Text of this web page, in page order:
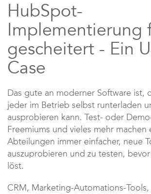
HubSpot-
Implementierung
gescheitert - Ein
Case
Das gute an moderner Software ist,
jeder im Betrieb selbst runterladen
ausprobieren kann. Test- oder
Freemiums und vieles mehr machen
Abteilungen immer einfacher, neue
auszuprobieren und zu testen,
löst.
CRM, Marketing-Automations-